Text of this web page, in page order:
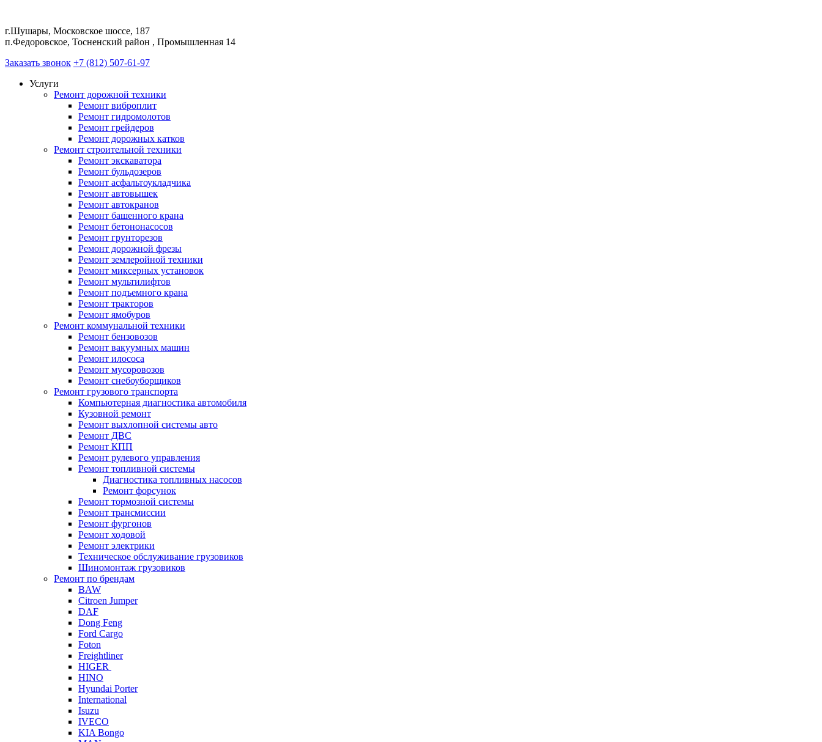
г.Шушары, Московское шоссе, 187
п.Федоровское, Тосненский район , Промышленная 14
Заказать звонок +7 (812) 507-61-97
Услуги
Ремонт дорожной техники
Ремонт виброплит
Ремонт гидромолотов
Ремонт грейдеров
Ремонт дорожных катков
Ремонт строительной техники
Ремонт экскаватора
Ремонт бульдозеров
Ремонт асфальтоукладчика
Ремонт автовышек
Ремонт автокранов
Ремонт башенного крана
Ремонт бетононасосов
Ремонт грунторезов
Ремонт дорожной фрезы
Ремонт землеройной техники
Ремонт миксерных установок
Ремонт мультилифтов
Ремонт подъемного крана
Ремонт тракторов
Ремонт ямобуров
Ремонт коммунальной техники
Ремонт бензовозов
Ремонт вакуумных машин
Ремонт илососа
Ремонт мусоровозов
Ремонт снебоуборщиков
Ремонт грузового транспорта
Компьютерная диагностика автомобиля
Кузовной ремонт
Ремонт выхлопной системы авто
Ремонт ДВС
Ремонт КПП
Ремонт рулевого управления
Ремонт топливной системы
Диагностика топливных насосов
Ремонт форсунок
Ремонт тормозной системы
Ремонт трансмиссии
Ремонт фургонов
Ремонт ходовой
Ремонт электрики
Техническое обслуживание грузовиков
Шиномонтаж грузовиков
Ремонт по брендам
BAW
Citroen Jumper
DAF
Dong Feng
Ford Cargo
Foton
Freightliner
HIGER
HINO
Hyundai Porter
International
Isuzu
IVECO
KIA Bongo